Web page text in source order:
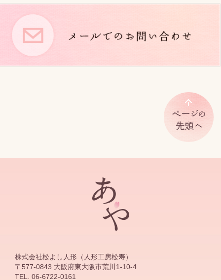
株式会社松よし人形（人形工房松寿）
〒577-0843 大阪府東大阪市荒川1-10-4
TEL. 06-6722-0161